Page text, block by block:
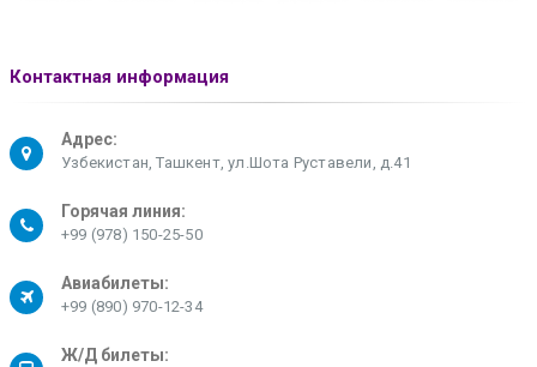
Контактная информация
Адрес:
Узбекистан, Ташкент, ул.Шота Руставели, д.41
Горячая линия:
+99 (978) 150-25-50
Авиабилеты:
+99 (890) 970-12-34
Ж/Д билеты: